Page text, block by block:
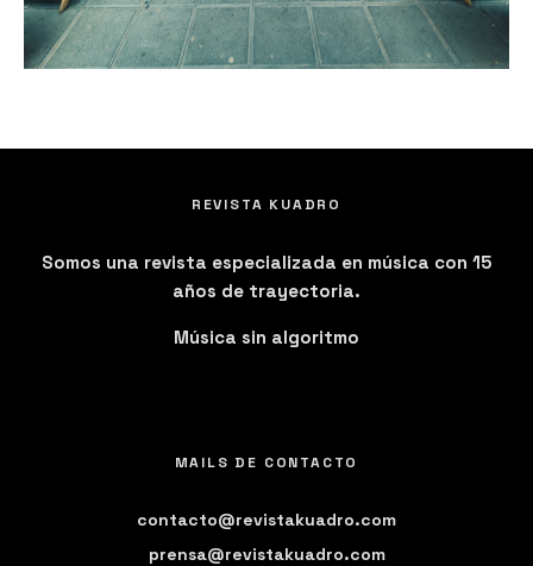
REVISTA KUADRO
Somos una revista especializada en música con 15
años de trayectoria.
Música sin algoritmo
MAILS DE CONTACTO
contacto@revistakuadro.com
prensa@revistakuadro.com